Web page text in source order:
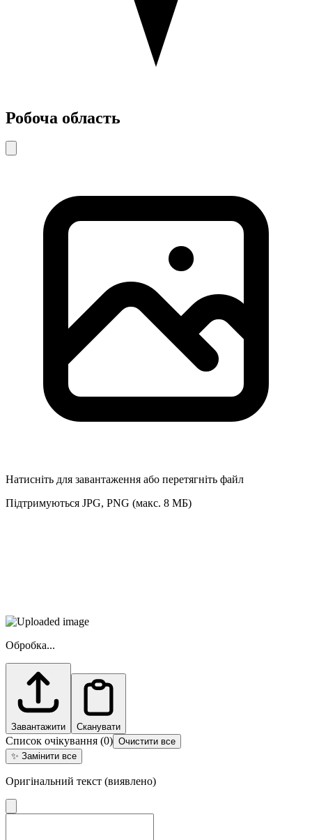
Робоча область
Натисніть для завантаження або перетягніть файл
Підтримуються JPG, PNG (макс. 8 МБ)
Обробка...
Завантажити Сканувати
Список очікування (0) Очистити все
✨ Замінити все
Оригінальний текст (виявлено)